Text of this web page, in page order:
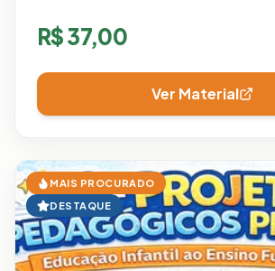
R$37,00
Ver Material
MAIS PROCURADO
DESTAQUE